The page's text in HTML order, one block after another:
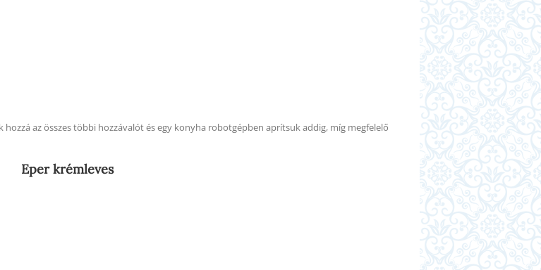
az összes többi hozzávalót és egy konyha robotgépben aprítsuk addig, míg megfelelő
Eper krémleves